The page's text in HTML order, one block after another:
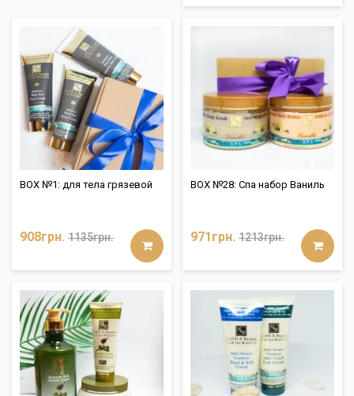
BOX №1: для тела грязевой
908грн. 1135грн.
BOX №28: Спа набор Ваниль
971грн. 1213грн.